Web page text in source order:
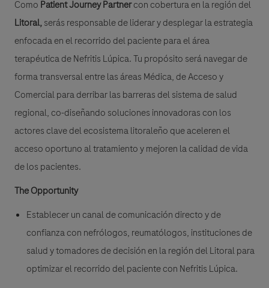
Como Patient Journey Partnercon cobertura en la región del
Litoral,serás responsable de liderar y desplegar la estrategia
enfocada en el recorrido del paciente para el área
terapéutica de Nefritis Lúpica. Tu propósito será navegar de
forma transversal entre las áreas Médica, de Acceso y
Comercial para derribar las barreras del sistema de salud
regional, co-diseñando soluciones innovadoras con los
actores clave del ecosistema litoraleño que aceleren el
acceso oportuno al tratamiento y mejoren la calidad de vida
de los pacientes.
The Opportunity
Establecer un canal de comunicación directo y de
confianza con nefrólogos, reumatólogos, instituciones de
salud y tomadores de decisión en la región del Litoral para
optimizar el recorrido del paciente con Nefritis Lúpica.